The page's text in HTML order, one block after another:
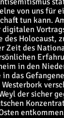
von uns für
tun kann.
des Holocaust,
Zeit des
in den
das
der sicher